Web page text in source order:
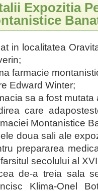
Expozitia
in localitatea
farmacie
Edward Winter;
sa a fost
care
Montanistice
doua sali ale
prepararea
secolului al
de-a treia sala
Klima-Onel